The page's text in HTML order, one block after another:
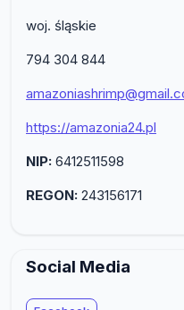
woj. śląskie
794 304 844
https://amazonia24.pl
NIP: 6412511598
REGON: 243156171
Social Media